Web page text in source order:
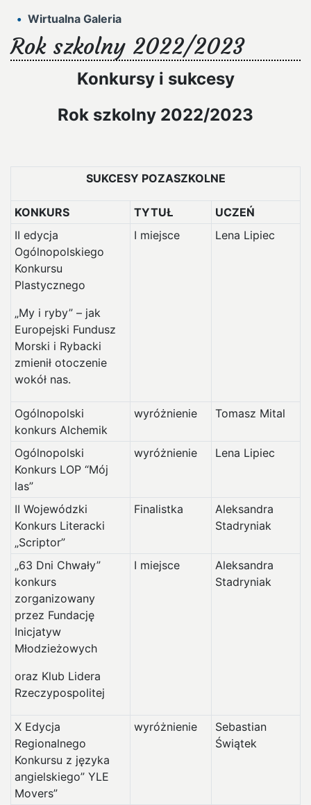
Wirtualna Galeria
Rok szkolny 2022/2023
Konkursy i sukcesy
Rok szkolny 2022/2023
SUKCESY POZASZKOLNE
KONKURS TYTUŁ
UCZEŃ
II edycja
Ogólnopolskiego
Konkursu
Plastycznego
„My i ryby” – jak
Europejski Fundusz
Morski i Rybacki
zmienił otoczenie
wokół nas.
I miejsce Lena Lipiec
Ogólnopolski
konkurs Alchemik
wyróżnienie Tomasz Mital
Ogólnopolski
Konkurs LOP “Mój
las”
wyróżnienie Lena Lipiec
II Wojewódzki
Konkurs Literacki
„Scriptor”
Finalistka
Aleksandra
Stadryniak
„63 Dni Chwały”
konkurs
zorganizowany
przez Fundację
Inicjatyw
Młodzieżowych
oraz Klub Lidera
Rzeczypospolitej
I miejsce
Aleksandra
Stadryniak
X Edycja
Regionalnego
Konkursu z języka
angielskiego” YLE
Movers”
wyróżnienie
Sebastian
Świątek